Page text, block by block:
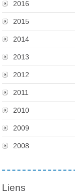
2016
2015
2014
2013
2012
2011
2010
2009
2008
Liens